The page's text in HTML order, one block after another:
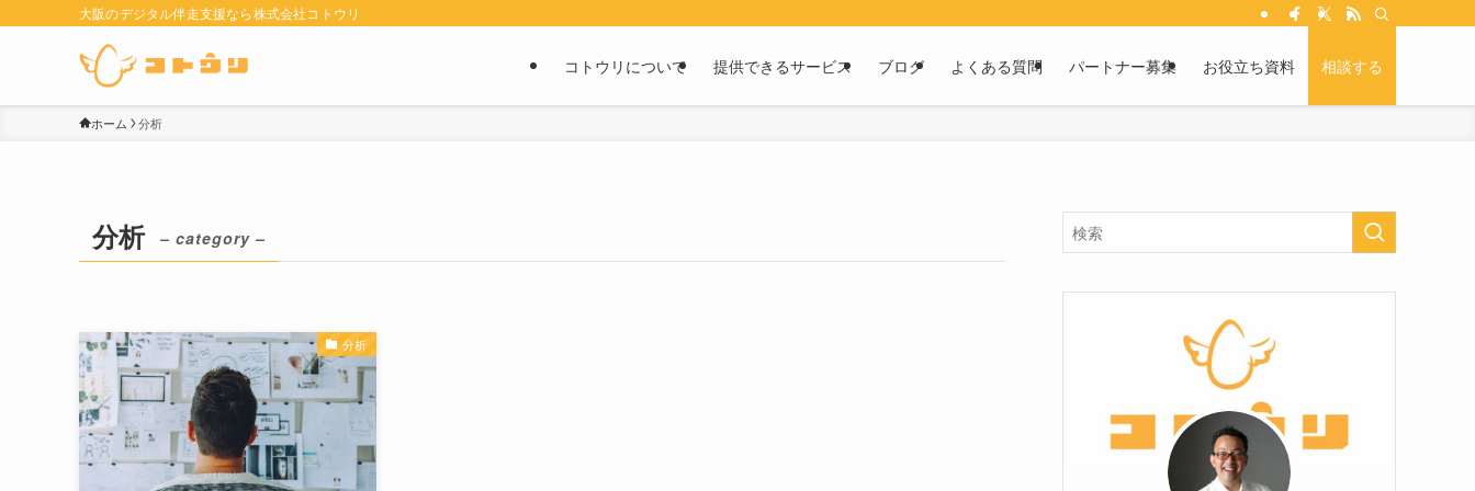
大阪のデジタル伴走支援なら株式会社コトウリ
コトウリについて 提供できるサービス ブログ よくある質問 パートナー募集 お役立ち資料 相談する
ホーム 分析
分析 – category –
分析